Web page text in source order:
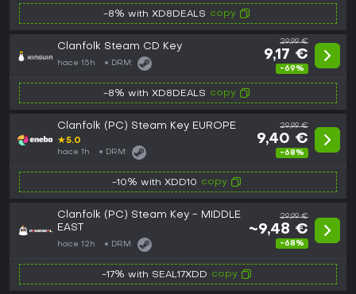
-8% with XD8DEALS copy
Clanfolk Steam CD Key
hace 15h DRM:
29,99 €
9,17 €
-69%
-8% with XD8DEALS copy
Clanfolk (PC) Steam Key EUROPE
★5.0
hace 1h DRM:
29,99 €
9,40 €
-68%
-10% with XDD10 copy
Clanfolk (PC) Steam Key - MIDDLE
EAST
hace 12h DRM:
29,99 €
~9,48 €
-68%
-17% with SEAL17XDD copy